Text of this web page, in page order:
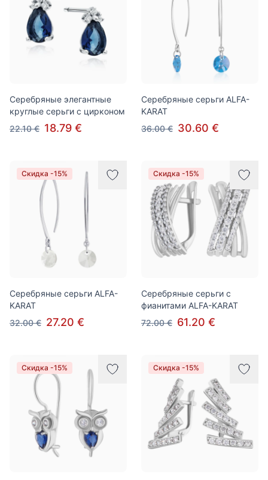
Серебряные элегантные
круглые серьги с цирконом
22.10 € 18.79 €
Серебряные серьги ALFA-
KARAT
36.00 € 30.60 €
Скидка -15%
Серебряные серьги ALFA-
KARAT
32.00 € 27.20 €
Скидка -15%
Серебряные серьги с
фианитами ALFA-KARAT
72.00 € 61.20 €
Скидка -15% Скидка -15%